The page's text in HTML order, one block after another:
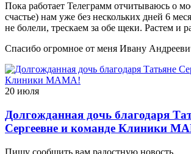
Пока работает Телеграмм отчитываюсь о
счастье) нам уже без нескольких дней 6
не болели, трескаем за обе щеки. Растем и
Спасибо огромное от меня Ивану
20 июля
Долгожданная дочь благодаря
Сергеевне и команде Клиники
Пишу сообщить вам радостную новость.